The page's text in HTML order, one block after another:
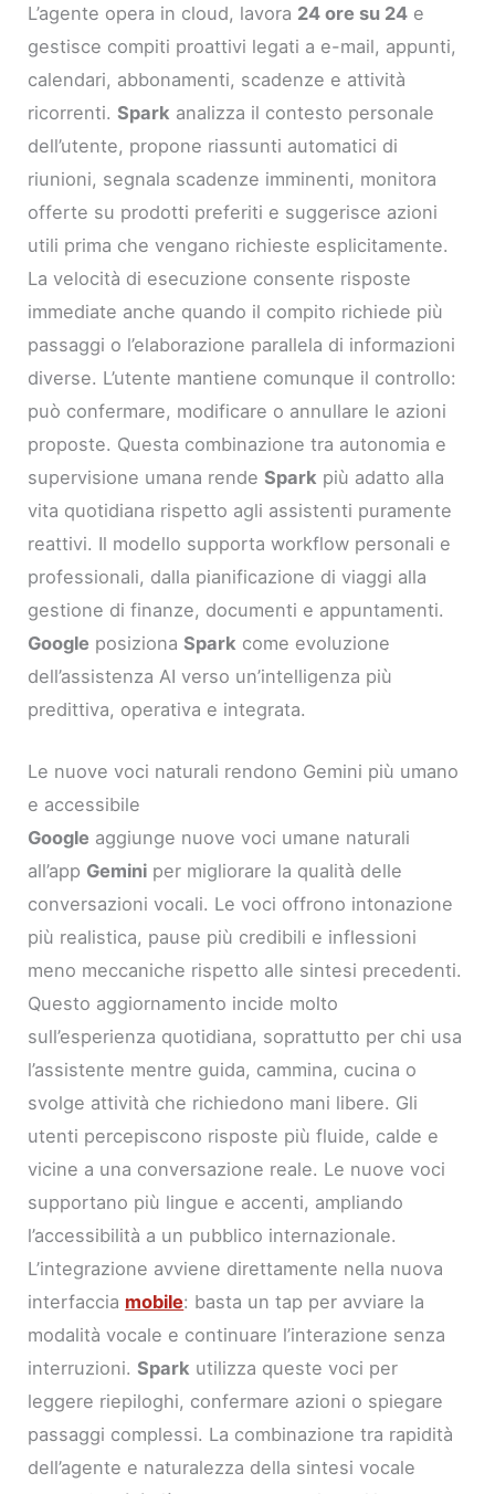
L’agente opera in cloud, lavora 24 ore su 24 e
gestisce compiti proattivi legati a e-mail, appunti,
calendari, abbonamenti, scadenze e attività
ricorrenti.Spark analizza il contesto personale
dell’utente, propone riassunti automatici di
riunioni, segnala scadenze imminenti, monitora
offerte su prodotti preferiti e suggerisce azioni
utili prima che vengano richieste esplicitamente.
La velocità di esecuzione consente risposte
immediate anche quando il compito richiede più
passaggi o l’elaborazione parallela di informazioni
diverse. L’utente mantiene comunque il controllo:
può confermare, modificare o annullare le azioni
proposte. Questa combinazione tra autonomia e
supervisione umana rendeSpark più adatto alla
vita quotidiana rispetto agli assistenti puramente
reattivi. Il modello supporta workflow personali e
professionali, dalla pianificazione di viaggi alla
gestione di finanze, documenti e appuntamenti.
Google posizionaSpark come evoluzione
dell’assistenza AI verso un’intelligenza più
predittiva, operativa e integrata.
Le nuove voci naturali rendono Gemini più umano
e accessibile
Google aggiunge nuove voci umane naturali
all’app Gemini per migliorare la qualità delle
conversazioni vocali. Le voci offrono intonazione
più realistica, pause più credibili e inflessioni
meno meccaniche rispetto alle sintesi precedenti.
Questo aggiornamento incide molto
sull’esperienza quotidiana, soprattutto per chi usa
l’assistente mentre guida, cammina, cucina o
svolge attività che richiedono mani libere. Gli
utenti percepiscono risposte più fluide, calde e
vicine a una conversazione reale. Le nuove voci
supportano più lingue e accenti, ampliando
l’accessibilità a un pubblico internazionale.
L’integrazione avviene direttamente nella nuova
interfaccia mobile: basta un tap per avviare la
modalità vocale e continuare l’interazione senza
interruzioni.Spark utilizza queste voci per
leggere riepiloghi, confermare azioni o spiegare
passaggi complessi. La combinazione tra rapidità
dell’agente e naturalezza della sintesi vocale